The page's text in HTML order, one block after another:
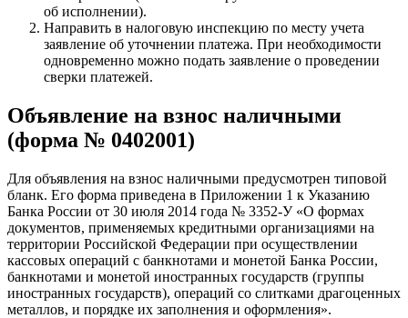
об исполнении).
Направить в налоговую инспекцию по месту учета
заявление об уточнении платежа. При необходимости
одновременно можно подать заявление о проведении
сверки платежей.
Объявление на взнос наличными
(форма № 0402001)
Для объявления на взнос наличными предусмотрен типовой
бланк. Его форма приведена в Приложении 1 к Указанию
Банка России от 30 июля 2014 года № 3352-У «О формах
документов, применяемых кредитными организациями на
территории Российской Федерации при осуществлении
кассовых операций с банкнотами и монетой Банка России,
банкнотами и монетой иностранных государств (группы
иностранных государств), операций со слитками драгоценных
металлов, и порядке их заполнения и оформления».